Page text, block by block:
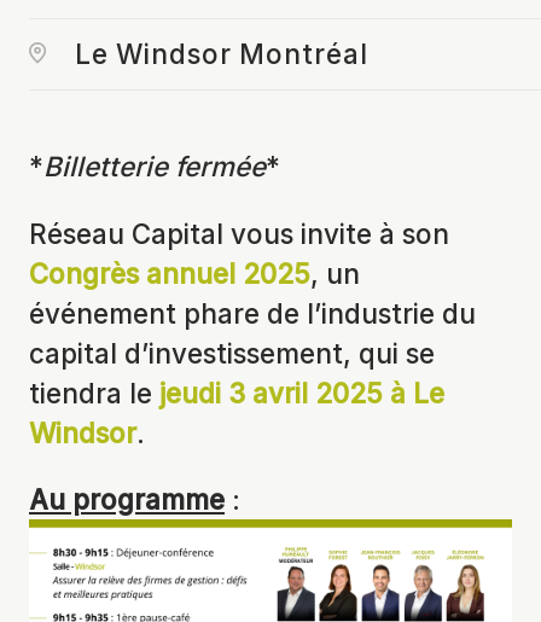
Le Windsor Montréal
*Billetterie fermée*
Réseau Capital vous invite à son
Congrès annuel 2025, un
événement phare de l’industrie du
capital d’investissement, qui se
tiendra le jeudi 3 avril 2025 à Le
Windsor.
Au programme :